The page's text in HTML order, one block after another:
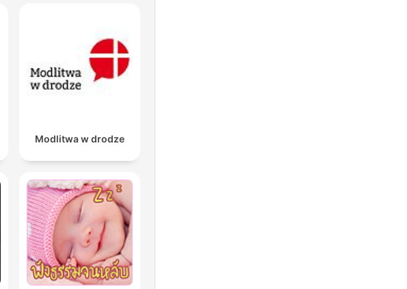
Modlitwa w drodze